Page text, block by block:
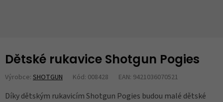
Dětské rukavice Shotgun Pogies
Výrobce: SHOTGUN Kód: 008428 EAN: 9421036070521
Díky dětským rukavicím Shotgun Pogies budou malé dětské